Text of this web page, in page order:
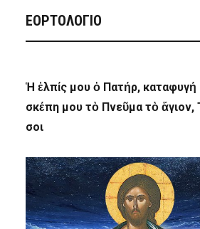
ΕΟΡΤΟΛΟΓΙΟ
Ἡ ἐλπίς μου ὁ Πατήρ, καταφυγή
σκέπη μου τὸ Πνεῦμα τὸ ἅγιον,
σοι